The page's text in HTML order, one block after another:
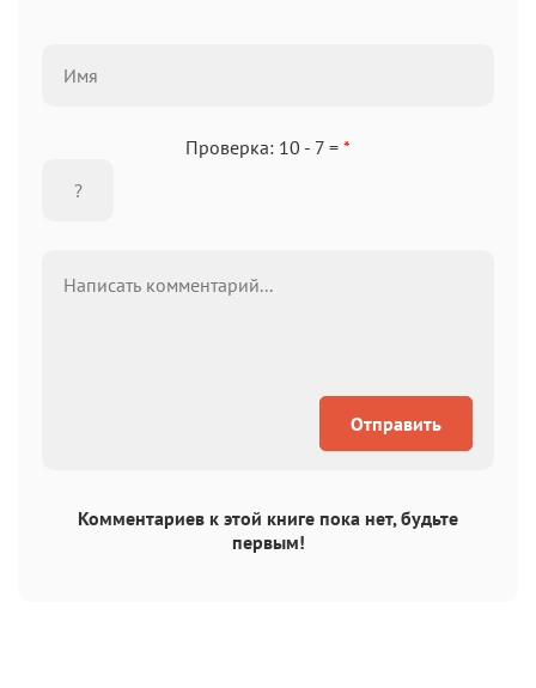
Проверка: 10 - 7 = *
Отправить
Комментариев к этой книге пока нет, будьте
первым!